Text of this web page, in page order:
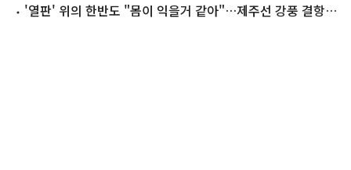
합2보)
'열판' 위의 한반도 "몸이 익을거 같아"…제주선 강풍 결항